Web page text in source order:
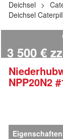
Deichsel
Deichsel
3 500 €
NPP20N2
Eigenschaften